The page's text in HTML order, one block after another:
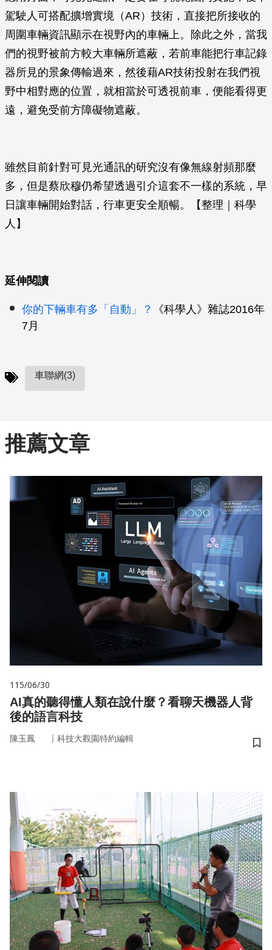
駕駛人可搭配擴增實境（AR）技術，直接把所接收的
周圍車輛資訊顯示在視野內的車輛上。除此之外，當我
們的視野被前方較大車輛所遮蔽，若前車能把行車記錄
器所見的景象傳輸過來，然後藉AR技術投射在我們視
野中相對應的位置，就相當於可透視前車，便能看得更
遠，避免受前方障礙物遮蔽。
雖然目前針對可見光通訊的研究沒有像無線射頻那麼
多，但是蔡欣穆仍希望透過引介這套不一樣的系統，早
日讓車輛開始對話，行車更安全順暢。【整理｜科學
人】
延伸閱讀
你的下輛車有多「自動」？
《科學人》雜誌2016年
7月
車聯網(3)
推薦文章
115/06/30
AI真的聽得懂人類在說什麼？看聊天機器人背
後的語言科技
陳玉鳳 ｜ 科技大觀園特約編輯
儲